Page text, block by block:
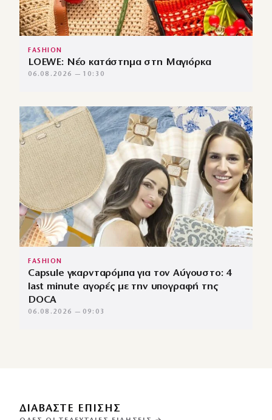
FASHION
LOEWE: Νέο κατάστημα στη Μαγιόρκα
06.08.2026 — 10:30
FASHION
Capsule γκαρνταρόμπα για τον Αύγουστο: 4
last minute αγορές με την υπογραφή της
DOCA
06.08.2026 — 09:03
ΔΙΑΒΑΣΤΕ ΕΠΙΣΗΣ